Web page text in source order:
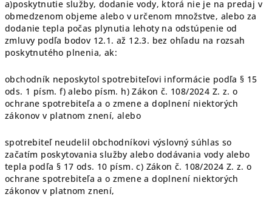
a)poskytnutie služby, dodanie vody, ktorá nie je na predaj v
obmedzenom objeme alebo v určenom množstve, alebo za
dodanie tepla počas plynutia lehoty na odstúpenie od
zmluvy podľa bodov 12.1. až 12.3. bez ohľadu na rozsah
poskytnutého plnenia, ak:
obchodník neposkytol spotrebiteľovi informácie podľa § 15
ods. 1 písm. f) alebo písm. h) Zákon č. 108/2024 Z. z. o
ochrane spotrebiteľa a o zmene a doplnení niektorých
zákonov v platnom znení, alebo
spotrebiteľ neudelil obchodníkovi výslovný súhlas so
začatím poskytovania služby alebo dodávania vody alebo
tepla podľa § 17 ods. 10 písm. c) Zákon č. 108/2024 Z. z. o
ochrane spotrebiteľa a o zmene a doplnení niektorých
zákonov v platnom znení,